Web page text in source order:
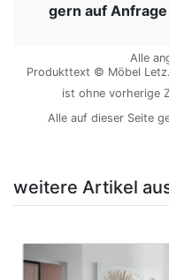
gern auf Anfrage
Alle
Produkttext © Möbel
ist ohne vorherige
Alle auf dieser Seite
weitere Artikel